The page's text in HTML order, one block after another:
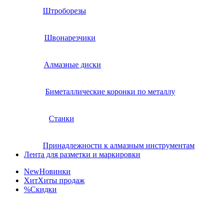
Штроборезы
Швонарезчики
Алмазные диски
Биметаллические коронки по металлу
Станки
Принадлежности к алмазным инструментам
Лента для разметки и маркировки
NewНовинки
ХитХиты продаж
%Скидки